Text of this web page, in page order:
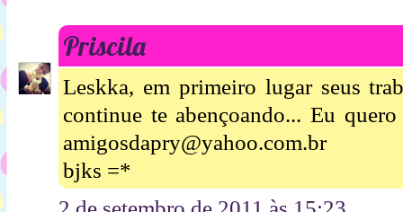
Priscila
Leskka, em primeiro lugar seus
continue te abençoando... Eu
amigosdapry@yahoo.com.br
bjks =*